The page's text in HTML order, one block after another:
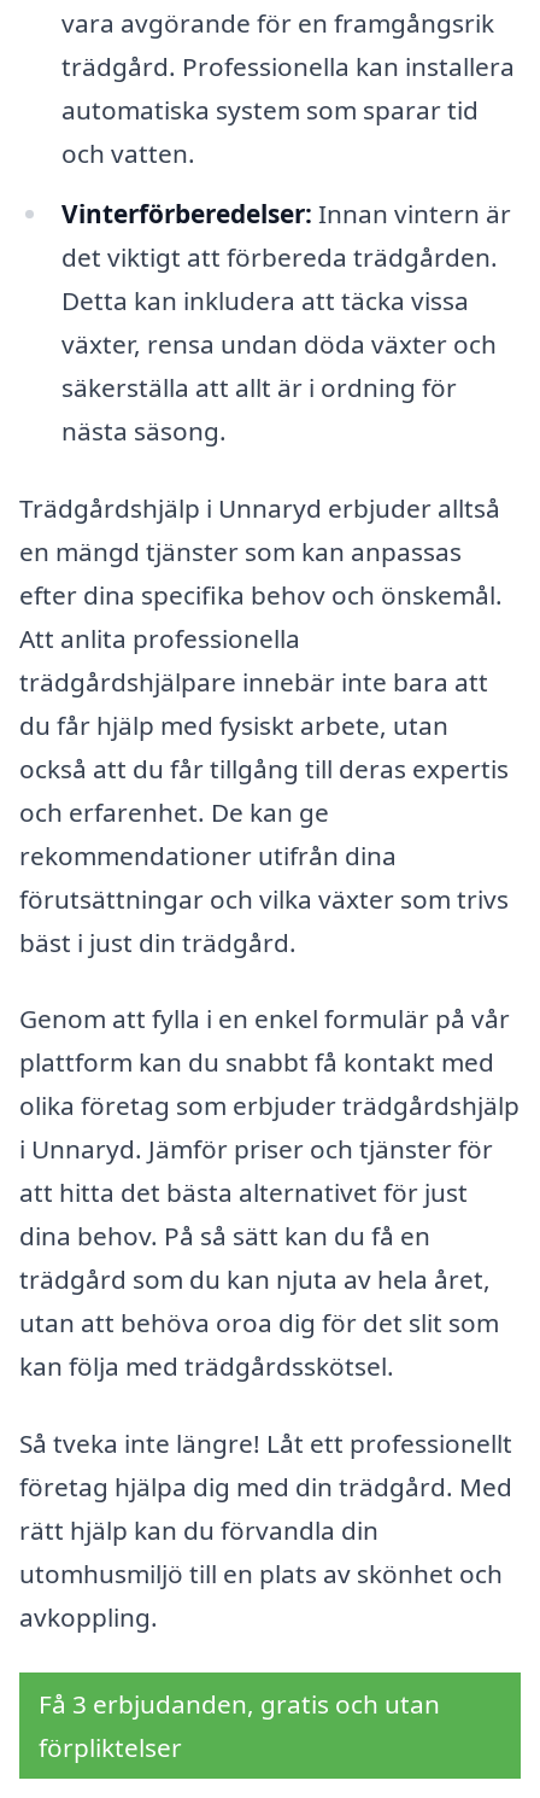
vara avgörande för en framgångsrik
trädgård. Professionella kan installera
automatiska system som sparar tid
och vatten.
Vinterförberedelser: Innan vintern är
det viktigt att förbereda trädgården.
Detta kan inkludera att täcka vissa
växter, rensa undan döda växter och
säkerställa att allt är i ordning för
nästa säsong.
Trädgårdshjälp i Unnaryd erbjuder alltså
en mängd tjänster som kan anpassas
efter dina specifika behov och önskemål.
Att anlita professionella
trädgårdshjälpare innebär inte bara att
du får hjälp med fysiskt arbete, utan
också att du får tillgång till deras expertis
och erfarenhet. De kan ge
rekommendationer utifrån dina
förutsättningar och vilka växter som trivs
bäst i just din trädgård.
Genom att fylla i en enkel formulär på vår
plattform kan du snabbt få kontakt med
olika företag som erbjuder trädgårdshjälp
i Unnaryd. Jämför priser och tjänster för
att hitta det bästa alternativet för just
dina behov. På så sätt kan du få en
trädgård som du kan njuta av hela året,
utan att behöva oroa dig för det slit som
kan följa med trädgårdsskötsel.
Så tveka inte längre! Låt ett professionellt
företag hjälpa dig med din trädgård. Med
rätt hjälp kan du förvandla din
utomhusmiljö till en plats av skönhet och
avkoppling.
Få 3 erbjudanden, gratis och utan
förpliktelser